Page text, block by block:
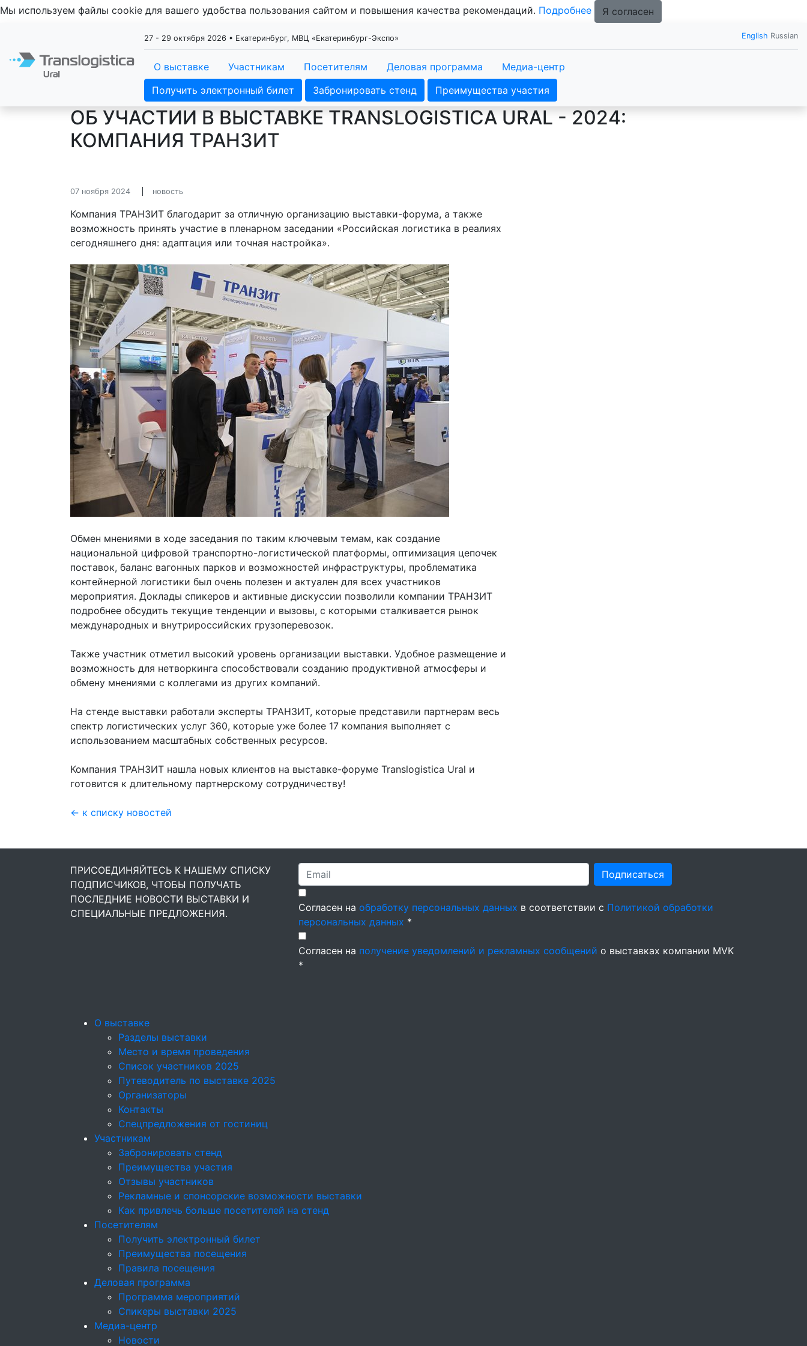
Мы используем файлы cookie для вашего удобства пользования сайтом и повышения качества рекомендаций. Подробнее Я согласен
27 - 29 октября 2026 • Екатеринбург, МВЦ «Екатеринбург-Экспо» English Russian
О выставке Участникам Посетителям Деловая программа
Медиа-центр
Получить электронный билет
Забронировать стенд Преимущества участия
ОБ УЧАСТИИ В ВЫСТАВКЕ TRANSLOGISTICA URAL - 2024:
КОМПАНИЯ ТРАНЗИТ
07 ноября 2024 новость
Компания ТРАНЗИТ благодарит за отличную организацию выставки-форума, а также
возможность принять участие в пленарном заседании «Российская логистика в реалиях
сегодняшнего дня: адаптация или точная настройка».
Обмен мнениями в ходе заседания по таким ключевым темам, как создание
национальной цифровой транспортно-логистической платформы, оптимизация цепочек
поставок, баланс вагонных парков и возможностей инфраструктуры, проблематика
контейнерной логистики был очень полезен и актуален для всех участников
мероприятия. Доклады спикеров и активные дискуссии позволили компании ТРАНЗИТ
подробнее обсудить текущие тенденции и вызовы, с которыми сталкивается рынок
международных и внутрироссийских грузоперевозок.
Также участник отметил высокий уровень организации выставки. Удобное размещение и
возможность для нетворкинга способствовали созданию продуктивной атмосферы и
обмену мнениями с коллегами из других компаний.
На стенде выставки работали эксперты ТРАНЗИТ, которые представили партнерам весь
спектр логистических услуг 360, которые уже более 17 компания выполняет с
использованием масштабных собственных ресурсов.
Компания ТРАНЗИТ нашла новых клиентов на выставке-форуме Translogistica Ural и
готовится к длительному партнерскому сотрудничеству!
← к списку новостей
ПРИСОЕДИНЯЙТЕСЬ К НАШЕМУ СПИСКУ
ПОДПИСЧИКОВ, ЧТОБЫ ПОЛУЧАТЬ
ПОСЛЕДНИЕ НОВОСТИ ВЫСТАВКИ И
СПЕЦИАЛЬНЫЕ ПРЕДЛОЖЕНИЯ.
Подписаться
Согласен на обработку персональных данных в соответствии с Политикой обработки
персональных данных *
Согласен на получение уведомлений и рекламных сообщений о выставках компании MVK
*
О выставке
Разделы выставки
Место и время проведения
Список участников 2025
Путеводитель по выставке 2025
Организаторы
Контакты
Спецпредложения от гостиниц
Участникам
Забронировать стенд
Преимущества участия
Отзывы участников
Рекламные и спонсорские возможности выставки
Как привлечь больше посетителей на стенд
Посетителям
Получить электронный билет
Преимущества посещения
Правила посещения
Деловая программа
Программа мероприятий
Спикеры выставки 2025
Медиа-центр
Новости